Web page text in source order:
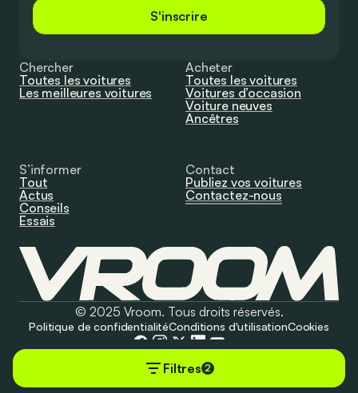
Filtres 2
S'inscrire
Chercher
Toutes les voitures
Les meilleures voitures
Acheter
Toutes les voitures
Voitures d’occasion
Voiture neuves
Ancêtres
S’informer
Tout
Actus
Conseils
Essais
Contact
Publiez vos voitures
Contactez-nous
© 2025 Vroom. Tous droits réservés.
Politique de confidentialitéConditions d'utilisationCookies